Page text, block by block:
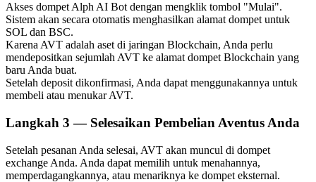
Pelajari Staking
Pelajari tentang mendapatkan penghasilan pasif
Bitrue
Akses dompet Alph AI Bot dengan mengklik tombol "Mulai".
Sistem akan secara otomatis menghasilkan alamat dompet untuk
SOL dan BSC.
Karena AVT adalah aset di jaringan Blockchain, Anda perlu
mendepositkan sejumlah AVT ke alamat dompet Blockchain yang
baru Anda buat.
Setelah deposit dikonfirmasi, Anda dapat menggunakannya untuk
membeli atau menukar AVT.
Langkah 3 — Selesaikan Pembelian Aventus Anda
Setelah pesanan Anda selesai, AVT akan muncul di dompet
exchange Anda. Anda dapat memilih untuk menahannya,
memperdagangkannya, atau menariknya ke dompet eksternal.